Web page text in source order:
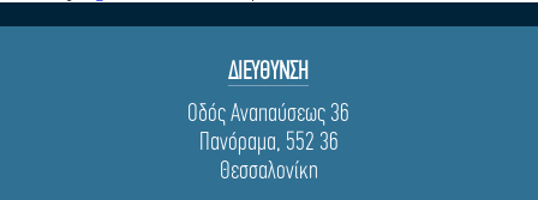
ΔΙΕΥΘΥΝΣΗ
Οδός Αναπαύσεως 36
Πανόραμα, 552 36
Θεσσαλονίκη